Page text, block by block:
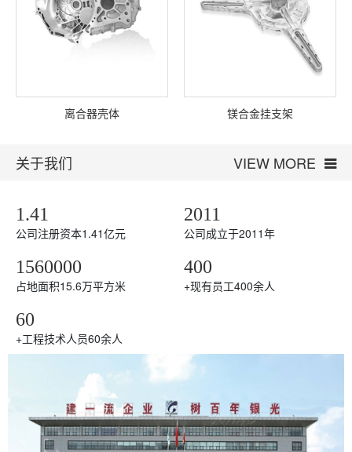
离合器壳体 镁合金挂支架
关于我们 VIEW MORE
1.41
公司注册资本1.41亿元
2011
公司成立于2011年
1560000
占地面积15.6万平方米
400
+现有员工400余人
60
+工程技术人员60余人